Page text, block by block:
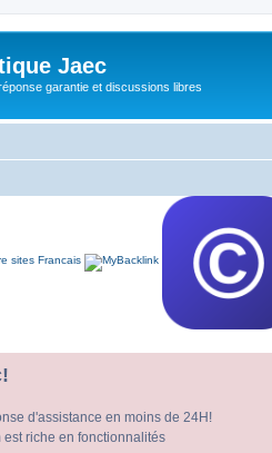
Jaec
garantie et discussions libres
d'assistance en moins de 24H!
riche en fonctionnalités